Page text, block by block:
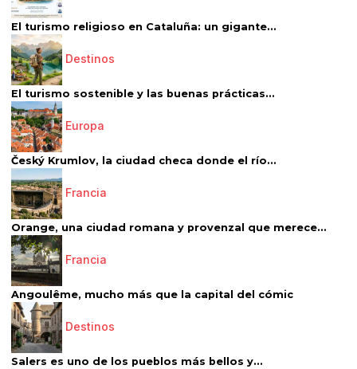
El turismo religioso en Cataluña: un gigante...
Destinos
El turismo sostenible y las buenas prácticas...
Europa
Český Krumlov, la ciudad checa donde el río...
Francia
Orange, una ciudad romana y provenzal que merece...
Francia
Angoulême, mucho más que la capital del cómic
Destinos
Salers es uno de los pueblos más bellos y...